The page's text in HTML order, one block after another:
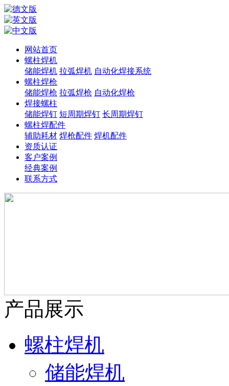
网站首页
螺柱焊机
储能焊机 拉弧焊机 自动化焊接系统
螺柱焊枪
储能焊枪 拉弧焊枪 自动化焊枪
焊接螺柱
储能焊钉 短周期焊钉 长周期焊钉
螺柱焊配件
辅助耗材 焊枪配件 焊机配件
资质认证
客户案例
经典案例
联系方式
产品展示
螺柱焊机
储能焊机